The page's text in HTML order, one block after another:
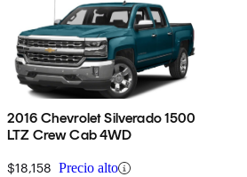
2016 Chevrolet Silverado 1500
LTZ Crew Cab 4WD
$18,158 Precio alto